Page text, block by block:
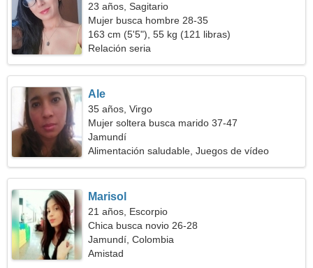
23 años, Sagitario
Mujer busca hombre 28-35
163 cm (5'5"), 55 kg (121 libras)
Relación seria
Ale
35 años, Virgo
Mujer soltera busca marido 37-47
Jamundí
Alimentación saludable, Juegos de vídeo
Marisol
21 años, Escorpio
Chica busca novio 26-28
Jamundí, Colombia
Amistad